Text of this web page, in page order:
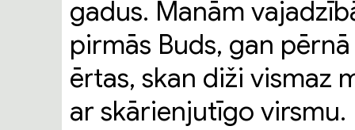
gadus. Manām
pirmās Buds, gan
ērtas, skan diži vismaz
ar skārienjutīgo virsmu.